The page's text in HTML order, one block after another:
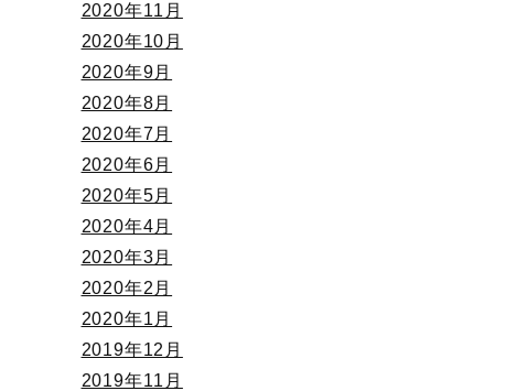
2020年11月
2020年10月
2020年9月
2020年8月
2020年7月
2020年6月
2020年5月
2020年4月
2020年3月
2020年2月
2020年1月
2019年12月
2019年11月